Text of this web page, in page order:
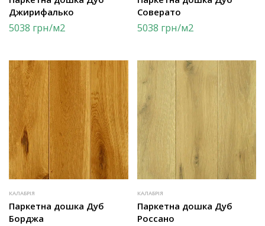
Джирифалько
5038 грн/м2
Соверато
5038 грн/м2
КАЛАБРІЯ
Паркетна дошка Дуб
Борджа
КАЛАБРІЯ
Паркетна дошка Дуб
Россано